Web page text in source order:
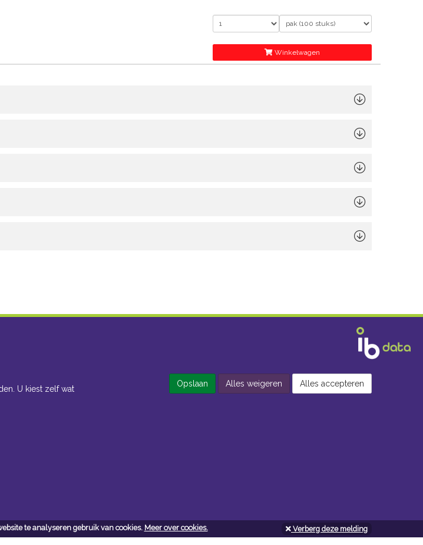
te analyseren gebruik van cookies. Meer over cookies. Verberg deze melding
Winkelwagen
Openingsuren toonzaal Openingsuren doe-het-zelf
U kiest zelf wat
Opslaan Alles weigeren Alles accepteren